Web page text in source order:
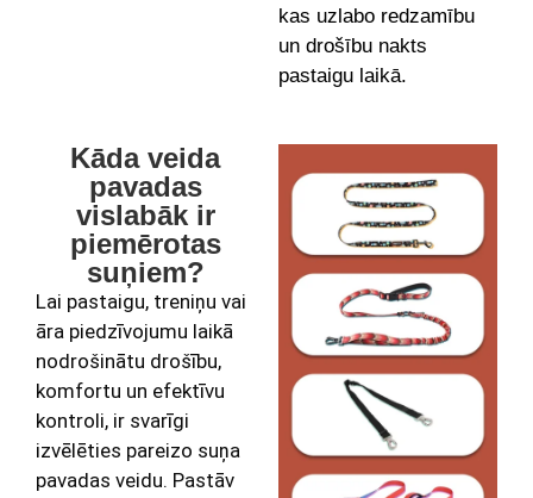
kas uzlabo redzamību
un drošību nakts
pastaigu laikā.
Kāda veida
pavadas
vislabāk ir
piemērotas
suņiem?
Lai pastaigu, treniņu vai
āra piedzīvojumu laikā
nodrošinātu drošību,
komfortu un efektīvu
kontroli, ir svarīgi
izvēlēties pareizo suņa
pavadas veidu. Pastāv